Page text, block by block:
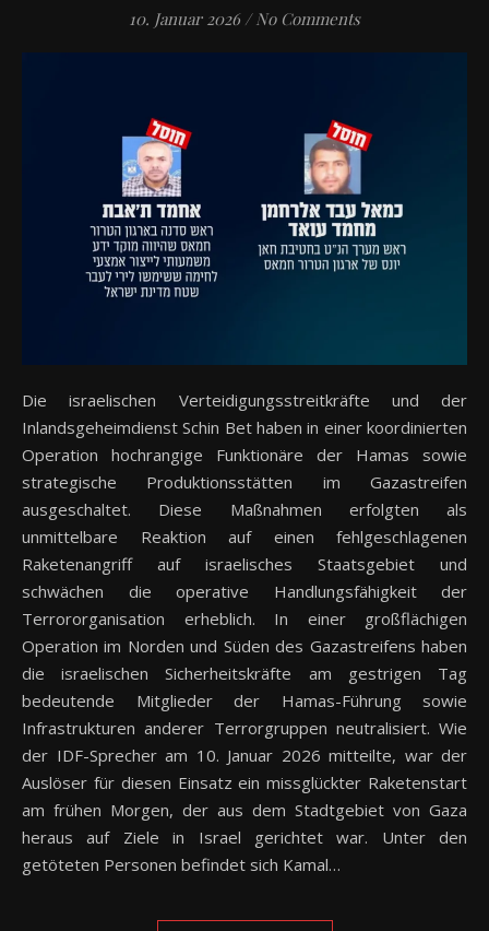
10. Januar 2026 / No Comments
Die israelischen Verteidigungsstreitkräfte und der
Inlandsgeheimdienst Schin Bet haben in einer koordinierten
Operation hochrangige Funktionäre der Hamas sowie
strategische Produktionsstätten im Gazastreifen
ausgeschaltet. Diese Maßnahmen erfolgten als
unmittelbare Reaktion auf einen fehlgeschlagenen
Raketenangriff auf israelisches Staatsgebiet und
schwächen die operative Handlungsfähigkeit der
Terrororganisation erheblich. In einer großflächigen
Operation im Norden und Süden des Gazastreifens haben
die israelischen Sicherheitskräfte am gestrigen Tag
bedeutende Mitglieder der Hamas-Führung sowie
Infrastrukturen anderer Terrorgruppen neutralisiert. Wie
der IDF-Sprecher am 10. Januar 2026 mitteilte, war der
Auslöser für diesen Einsatz ein missglückter Raketenstart
am frühen Morgen, der aus dem Stadtgebiet von Gaza
heraus auf Ziele in Israel gerichtet war. Unter den
getöteten Personen befindet sich Kamal…